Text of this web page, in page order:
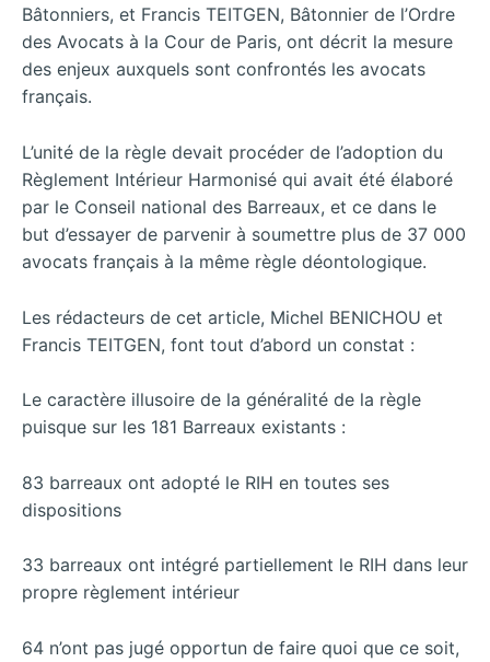
Bâtonniers, et Francis TEITGEN, Bâtonnier de l’Ordre
des Avocats à la Cour de Paris, ont décrit la mesure
des enjeux auxquels sont confrontés les avocats
français.
L’unité de la règle devait procéder de l’adoption du
Règlement Intérieur Harmonisé qui avait été élaboré
par le Conseil national des Barreaux, et ce dans le
but d’essayer de parvenir à soumettre plus de 37 000
avocats français à la même règle déontologique.
Les rédacteurs de cet article, Michel BENICHOU et
Francis TEITGEN, font tout d’abord un constat :
Le caractère illusoire de la généralité de la règle
puisque sur les 181 Barreaux existants :
83 barreaux ont adopté le RIH en toutes ses
dispositions
33 barreaux ont intégré partiellement le RIH dans leur
propre règlement intérieur
64 n’ont pas jugé opportun de faire quoi que ce soit,